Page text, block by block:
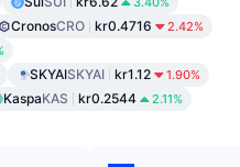
CronosCRO kr0.4716 2.42%
SKYAISKYAI kr1.12 1.90%
KaspaKAS kr0.2544 2.11%